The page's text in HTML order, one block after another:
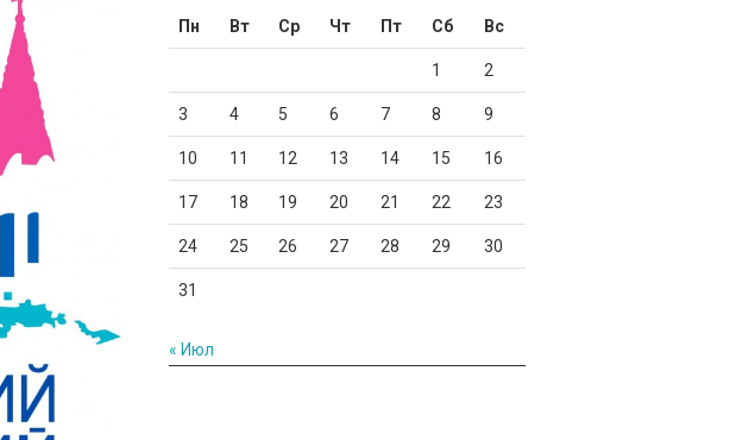
Пн
Вт Ср Чт Пт Сб Вс
1 2
3 4 5 6 7 8 9
10 11 12 13 14 15 16
17 18 19 20 21 22 23
24 25 26 27 28 29 30
31
« Июл